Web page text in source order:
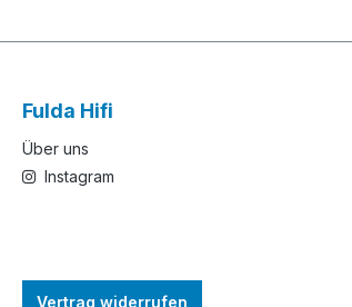
Fulda Hifi
Über uns
Instagram
Vertrag widerrufen